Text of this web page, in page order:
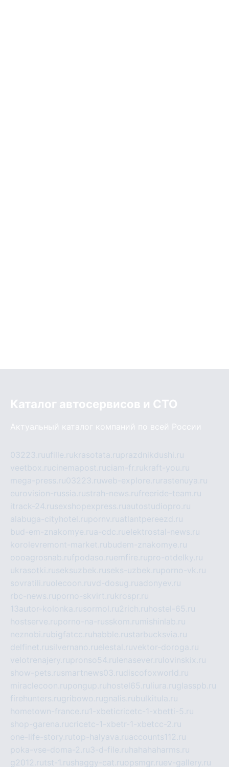
Каталог автосервисов и СТО
Актуальный каталог компаний по всей России
03223.ruufille.rukrasotata.ruprazdnikdushi.ru
veetbox.rucinemapost.ruciam-fr.rukraft-you.ru
mega-press.ru03223.ruweb-explore.ru rastenuya.ru
eurovision-russia.rustrah-news.rufreeride-team.ru
itrack-24.rusexshopexpress.ruautostudiopro.ru
alabuga-cityhotel.rupornv.ruatlantpereezd.ru
bud-em-znakomye.rua-cdc.ruelektrostal-news.ru
korolevremont-market.rubudem-znakomye.ru
oooagrosnab.rufpodaso.ruemfire.rupro-otdelky.ru
ukrasotki.ruseksuzbek.ruseks-uzbek.ruporno-vk.ru
sovratili.ruolecoon.ruvd-dosug.ruadonyev.ru
rbc-news.ruporno-skvirt.rukrospr.ru
13autor-kolonka.rusormol.ru2rich.ru hostel-65.ru
hostserve.ruporno-na-russkom.ru mishinlab.ru
neznobi.rubigfatcc.ru habble.rustarbucksvia.ru
delfinet.rusilvernano.ruelestal.ruvektor-doroga.ru
velotrenajery.rupronso54.ru lenasever.ru lovinskix.ru
show-pets.rusmartnews03.rudiscofoxworld.ru
miraclecoon.rupongup.ru hostel65.ru liura.ruglasspb.ru
firehunters.rugribowo.rugnalis.rubulkitula.ru
hometown-france.ru1-xbeticricetc-1-xbetti-5.ru
shop-garena.rucricetc-1-xbetr-1-xbetcc-2.ru
one-life-story.rutop-halyava.ruaccounts112.ru
poka-vse-doma-2.ru3-d-file.ru hahahaharms.ru
g2012.rutst-1.rushaggy-cat.ruopsmgr.ruev-gallery.ru